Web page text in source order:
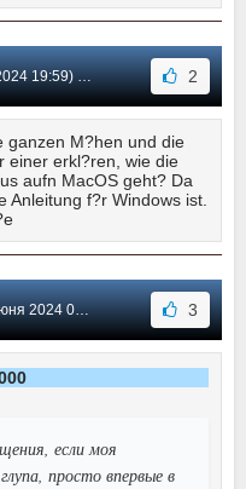
Сообщение #22 2
ganzen M?hen und die
einer erkl?ren, wie die
aufn MacOS geht? Da
Anleitung f?r Windows ist.
01:15) Сообщение #21 3
если моя
просто впервые в